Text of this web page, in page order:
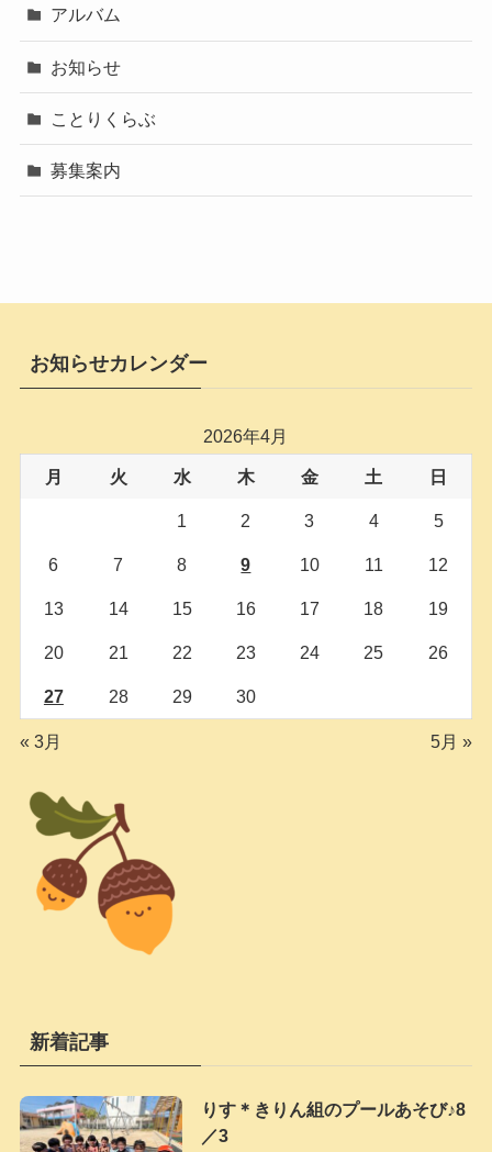
アルバム
お知らせ
ことりくらぶ
募集案内
お知らせカレンダー
2026年4月
月 火 水 木 金 土 日
1 2 3 4 5
6 7 8 9 10 11 12
13 14 15 16 17 18 19
20 21 22 23 24 25 26
27 28 29 30
« 3月 5月 »
新着記事
りす＊きりん組のプールあそび♪8
／3